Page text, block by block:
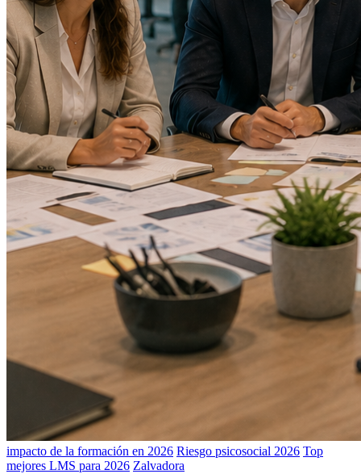
impacto de la formación en 2026 Riesgo psicosocial 2026 Top
mejores LMS para 2026 Zalvadora